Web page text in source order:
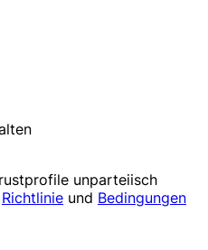
unparteiisch
Richtlinie und Bedingungen